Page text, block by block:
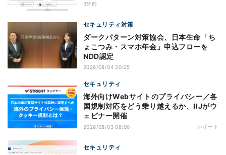
3分前
セキュリティ対策
ダークパターン対策協会、日本生命「ち
ょこつみ・スマホ年金」申込フローを
NDD認定
2026/08/04 20:25
セキュリティ
海外向けWebサイトのプライバシー／各
国規制対応をどう乗り越えるか、IIJがウ
ェビナー開催
2026/08/03 08:00 レポート
セキュリティ